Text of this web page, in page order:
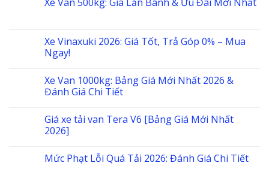
Xe Van 500kg: Giá Lăn Bánh & Ưu Đãi Mới Nhất
Xe Vinaxuki 2026: Giá Tốt, Trả Góp 0% – Mua
Ngay!
Xe Van 1000kg: Bảng Giá Mới Nhất 2026 &
Đánh Giá Chi Tiết
Giá xe tải van Tera V6 [Bảng Giá Mới Nhất
2026]
Mức Phạt Lỗi Quá Tải 2026: Đánh Giá Chi Tiết